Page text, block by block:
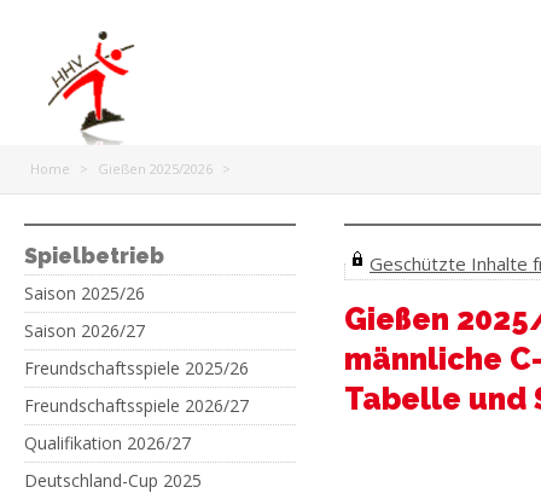
Home > Gießen 2025/2026 >
Spielbetrieb
Saison 2025/26
Saison 2026/27
Freundschaftsspiele 2025/26
Freundschaftsspiele 2026/27
Qualifikation 2026/27
Deutschland-Cup 2025
Geschützte Inhalte
Gießen
männliche
Tabelle und